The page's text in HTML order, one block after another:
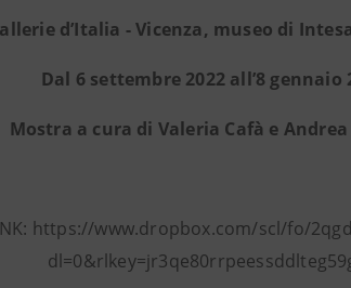
d’Italia - Vicenza, museo di
Dal 6 settembre 2022 all’8 gennaio
Mostra a cura di Valeria Cafà e Andrea
https://www.dropbox.com/scl/fo/